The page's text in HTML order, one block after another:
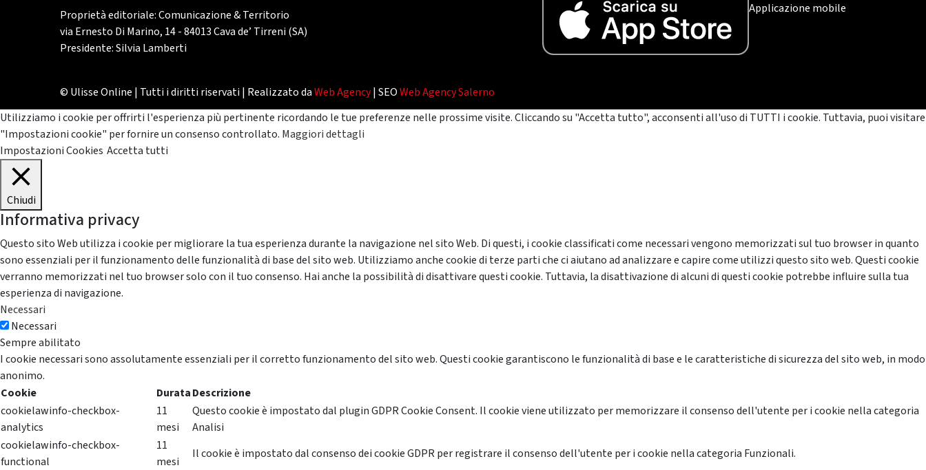
Proprietà editoriale: Comunicazione & Territorio
via Ernesto Di Marino, 14 - 84013 Cava de’ Tirreni (SA)
Presidente: Silvia Lamberti
Applicazione mobile
© Ulisse Online | Tutti i diritti riservati | Realizzato daWeb Agency| SEOWeb Agency Salerno
Utilizziamo i cookie per offrirti l'esperienza più pertinente ricordando le tue preferenze nelle prossime visite. Cliccando su "Accetta tutto", acconsenti all'uso di TUTTI i cookie. Tuttavia, puoi visitare
"Impostazioni cookie" per fornire un consenso controllato. Maggiori dettagli
Impostazioni Cookies Accetta tutti
Chiudi
Informativa privacy
Questo sito Web utilizza i cookie per migliorare la tua esperienza durante la navigazione nel sito Web. Di questi, i cookie classificati come necessari vengono memorizzati sul tuo browser in quanto
sono essenziali per il funzionamento delle funzionalità di base del sito web. Utilizziamo anche cookie di terze parti che ci aiutano ad analizzare e capire come utilizzi questo sito web. Questi cookie
verranno memorizzati nel tuo browser solo con il tuo consenso. Hai anche la possibilità di disattivare questi cookie. Tuttavia, la disattivazione di alcuni di questi cookie potrebbe influire sulla tua
esperienza di navigazione.
Necessari
Necessari
Sempre abilitato
I cookie necessari sono assolutamente essenziali per il corretto funzionamento del sito web. Questi cookie garantiscono le funzionalità di base e le caratteristiche di sicurezza del sito web, in modo
anonimo.
Cookie
DurataDescrizione
cookielawinfo-checkbox-
analytics
11
mesi
Questo cookie è impostato dal plugin GDPR Cookie Consent. Il cookie viene utilizzato per memorizzare il consenso dell'utente per i cookie nella categoria
Analisi
cookielawinfo-checkbox-
functional
11
mesi
Il cookie è impostato dal consenso dei cookie GDPR per registrare il consenso dell'utente per i cookie nella categoria Funzionali.